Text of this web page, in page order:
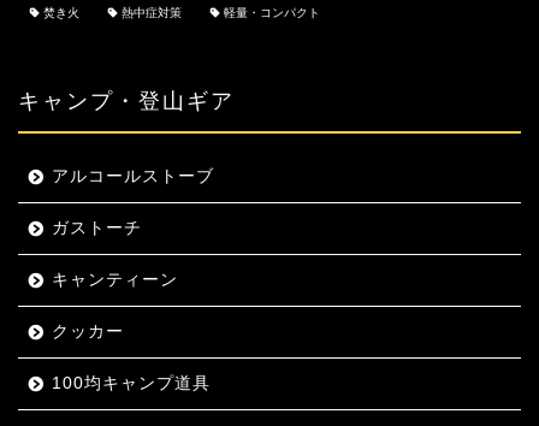
焚き火 熱中症対策 軽量・コンパクト
キャンプ・登山ギア
アルコールストーブ
ガストーチ
キャンティーン
クッカー
100均キャンプ道具